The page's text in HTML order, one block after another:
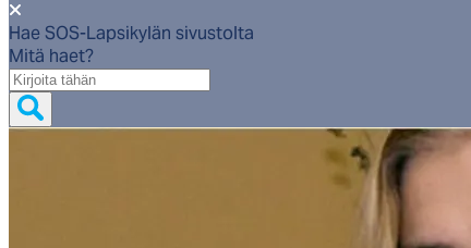
Hae SOS-Lapsikylän sivustolta
Mitä haet?
Mitä
haet?